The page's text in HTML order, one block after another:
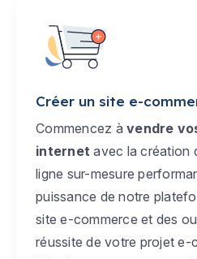
Créer un site e-
Commencez à vendre
internet avec la création
ligne sur-mesure
puissance de notre
site e-commerce et des
réussite de votre projet e-